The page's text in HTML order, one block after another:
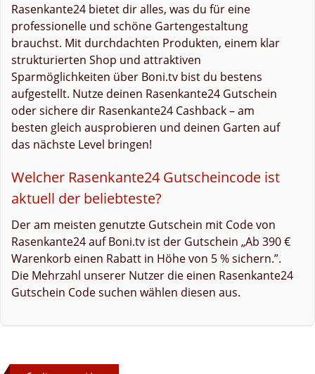
Rasenkante24 bietet dir alles, was du für eine
professionelle und schöne Gartengestaltung
brauchst. Mit durchdachten Produkten, einem klar
strukturierten Shop und attraktiven
Sparmöglichkeiten über Boni.tv bist du bestens
aufgestellt. Nutze deinen Rasenkante24 Gutschein
oder sichere dir Rasenkante24 Cashback – am
besten gleich ausprobieren und deinen Garten auf
das nächste Level bringen!
Welcher Rasenkante24 Gutscheincode ist
aktuell der beliebteste?
Der am meisten genutzte Gutschein mit Code von
Rasenkante24 auf Boni.tv ist der Gutschein „Ab 390 €
Warenkorb einen Rabatt in Höhe von 5 % sichern.”.
Die Mehrzahl unserer Nutzer die einen Rasenkante24
Gutschein Code suchen wählen diesen aus.